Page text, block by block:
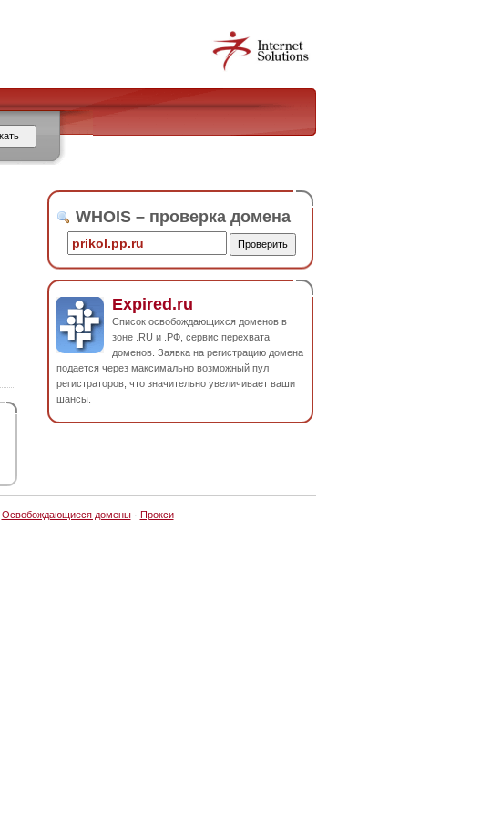
WHOIS – проверка домена
Expired.ru
Список освобождающихся доменов в
зоне .RU и .РФ, сервис перехвата
доменов. Заявка на регистрацию домена
подается через максимально возможный пул
регистраторов, что значительно увеличивает ваши
шансы.
Освобождающиеся домены· Прокси